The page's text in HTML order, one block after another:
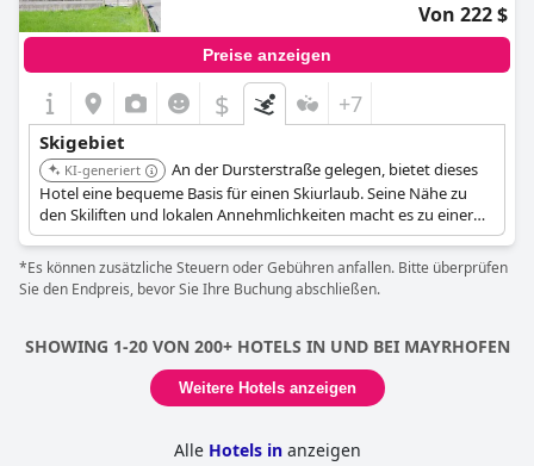
Von 222 $
Preise anzeigen
$ +7
Skigebiet
KI-generiert
An der Dursterstraße gelegen, bietet dieses
Hotel eine bequeme Basis für einen Skiurlaub. Seine Nähe zu
den Skiliften und lokalen Annehmlichkeiten macht es zu einer
großartigen Wahl für Skifahrer.
*Es können zusätzliche Steuern oder Gebühren anfallen. Bitte überprüfen
Sie den Endpreis, bevor Sie Ihre Buchung abschließen.
SHOWING 1-20 VON 200+ HOTELS IN UND BEI MAYRHOFEN
Weitere Hotels anzeigen
Alle Hotels in anzeigen